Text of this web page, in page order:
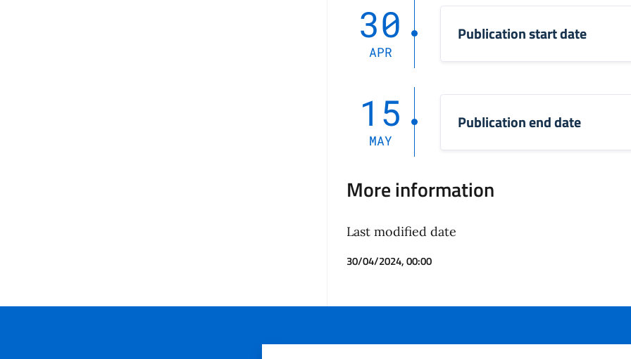
30
APR
Publication start date
15
MAY
Publication end date
More information
Last modified date
30/04/2024, 00:00